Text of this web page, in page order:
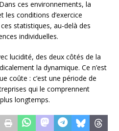
ces environnements, la
les conditions d’exercice
statistiques, au-delà des
individuelles.
lucidité, des deux côtés de la
la dynamique. Ce n’est
coûte : c’est une période de
qui le comprennent
longtemps.